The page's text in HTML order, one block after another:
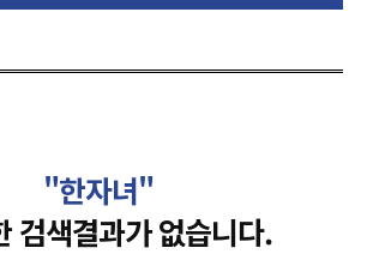
"한자녀"
검색결과가 없습니다.